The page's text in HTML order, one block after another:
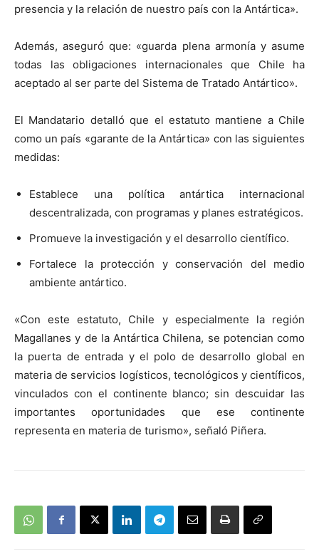
presencia y la relación de nuestro país con la Antártica».
Además, aseguró que: «guarda plena armonía y asume
todas las obligaciones internacionales que Chile ha
aceptado al ser parte del Sistema de Tratado Antártico».
El Mandatario detalló que el estatuto mantiene a Chile
como un país «garante de la Antártica» con las siguientes
medidas:
Establece una política antártica internacional
descentralizada, con programas y planes estratégicos.
Promueve la investigación y el desarrollo científico.
Fortalece la protección y conservación del medio
ambiente antártico.
«Con este estatuto, Chile y especialmente la región
Magallanes y de la Antártica Chilena, se potencian como
la puerta de entrada y el polo de desarrollo global en
materia de servicios logísticos, tecnológicos y científicos,
vinculados con el continente blanco; sin descuidar las
importantes oportunidades que ese continente
representa en materia de turismo», señaló Piñera.